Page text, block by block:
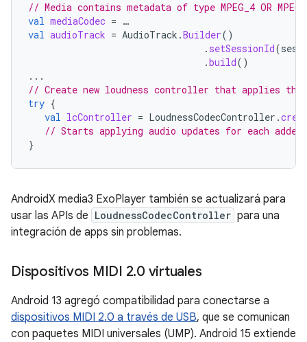
// Media contains metadata of type MPEG_4 OR
val mediaCodec = …
val audioTrack = AudioTrack .Builder()
. setSessionId(
.build()
...
// Create new loudness controller that applies the
try {
val lcController = LoudnessCodecController .
// Starts applying audio updates for each added
}
AndroidX media3 ExoPlayer también se actualizará para
usar las APIs de LoudnessCodecController para una
integración de apps sin problemas.
Dispositivos MIDI 2.0 virtuales
Android 13 agregó compatibilidad para conectarse a
dispositivos MIDI 2.0 a través de USB, que se comunican
con paquetes MIDI universales (UMP). Android 15 extiende